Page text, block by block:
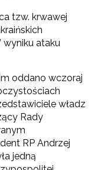
tzw. krwawej
wyniku ataku
oddano wczoraj
władz
Rady
RP Andrzej
jedną